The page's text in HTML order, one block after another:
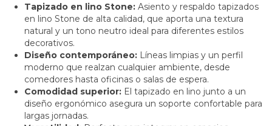
Tapizado en lino Stone: Asiento y respaldo tapizados
en lino Stone de alta calidad, que aporta una textura
natural y un tono neutro ideal para diferentes estilos
decorativos.
Diseño contemporáneo: Líneas limpias y un perfil
moderno que realzan cualquier ambiente, desde
comedores hasta oficinas o salas de espera.
Comodidad superior: El tapizado en lino junto a un
diseño ergonómico asegura un soporte confortable para
largas jornadas.